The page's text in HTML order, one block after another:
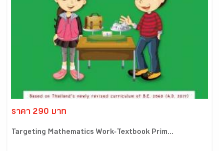
ราคา 290 บาท
Targeting Mathematics Work-Textbook Prim...